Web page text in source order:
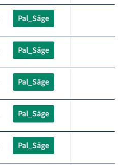
Pal_Säge
Pal_Säge
Pal_Säge
Pal_Säge
Pal_Säge